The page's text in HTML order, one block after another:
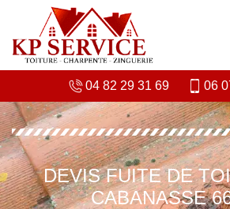
04 82 29 31 69 06
DEVIS FUITE DE
CABANASSE